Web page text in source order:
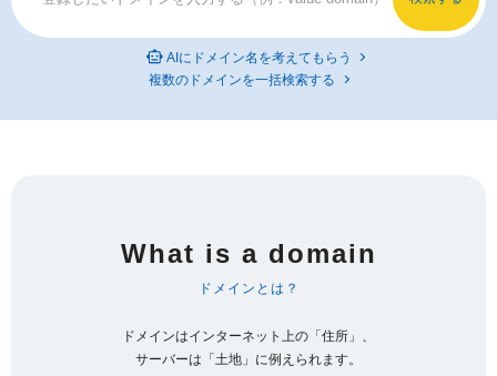
AIにドメイン名を考えてもらう
複数のドメインを一括検索する
What is a domain
ドメインとは？
ドメインはインターネット上の「住所」、
サーバーは「土地」に例えられます。